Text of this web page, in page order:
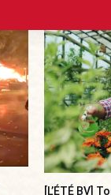
[L’ÉTÉ BV]